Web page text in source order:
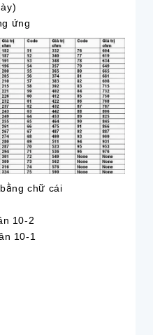
ứng
chữ cái
10-2
10-1